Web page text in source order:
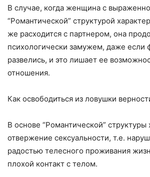
В случае, когда женщина с
“Романтической” структурой
же расходится с партнером, она
психологически замужем, даже если
развелись, и это лишает ее
отношения.
Как освободиться из ловушки
В основе “Романтической” структуры
отвержение сексуальности, т.е.
радостью телесного проживания
плохой контакт с телом.